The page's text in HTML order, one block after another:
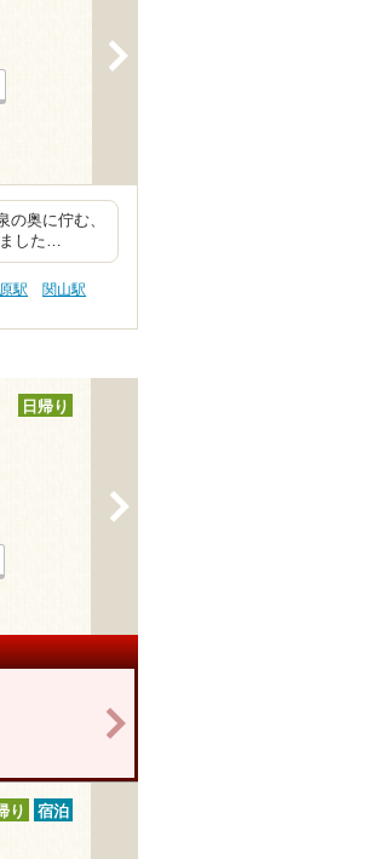
奥に佇む、
ました…
駅
関山駅
日帰り
り 宿泊